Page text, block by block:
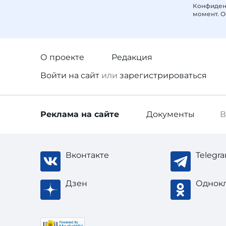
момент.
О проекте
Редакция
Войти на сайт или зарегистрироваться
Реклама на сайте Документы
Вконтакте
Дзен